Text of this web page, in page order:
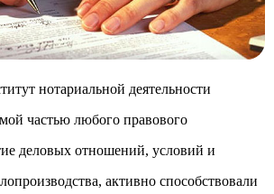
нотариальной деятельности
частью любого правового
деловых отношений, условий и
активно способствовали